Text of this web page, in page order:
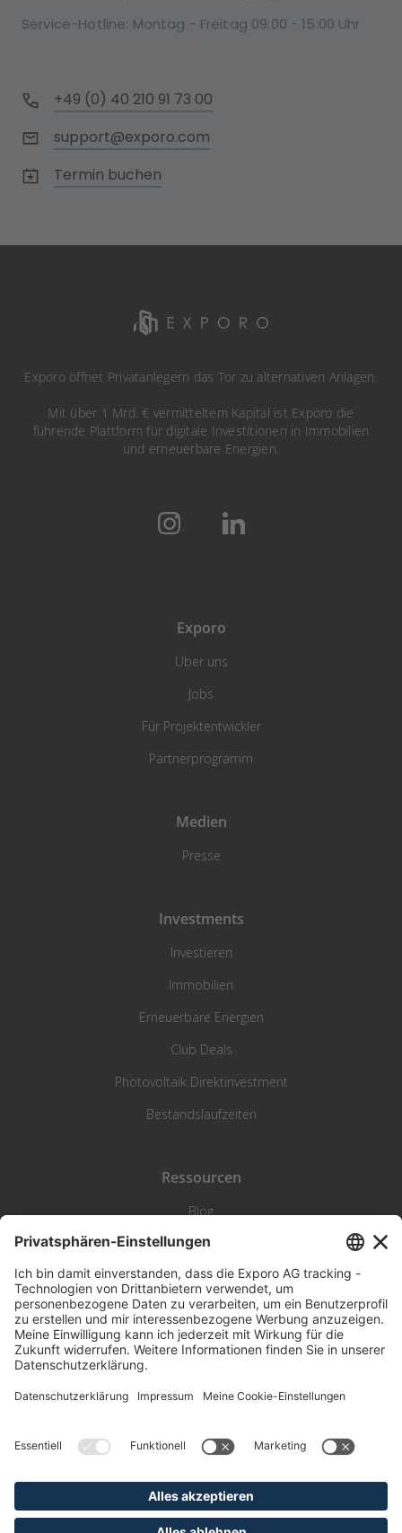
Service-Hotline: Montag - Freitag 09:00 - 15:00 Uhr
+49 (0) 40 210 91 73 00
support@exporo.com
Termin buchen
Exporo öffnet Privatanlegern das Tor zu alternativen Anlagen.
Mit über 1 Mrd. € vermitteltem Kapital ist Exporo die
führende Plattform für digitale Investitionen in Immobilien
und erneuerbare Energien.
Exporo
Über uns
Jobs
Für Projektentwickler
Partnerprogramm
Medien
Presse
Investments
Investieren
Immobilien
Erneuerbare Energien
Club Deals
Photovoltaik Direktinvestment
Bestandslaufzeiten
Ressourcen
Blog
Statistik
Wiki
Standortanalyse
Hilfe & Kontakt
©Exporo AG 2026
AGB
Datenschutz